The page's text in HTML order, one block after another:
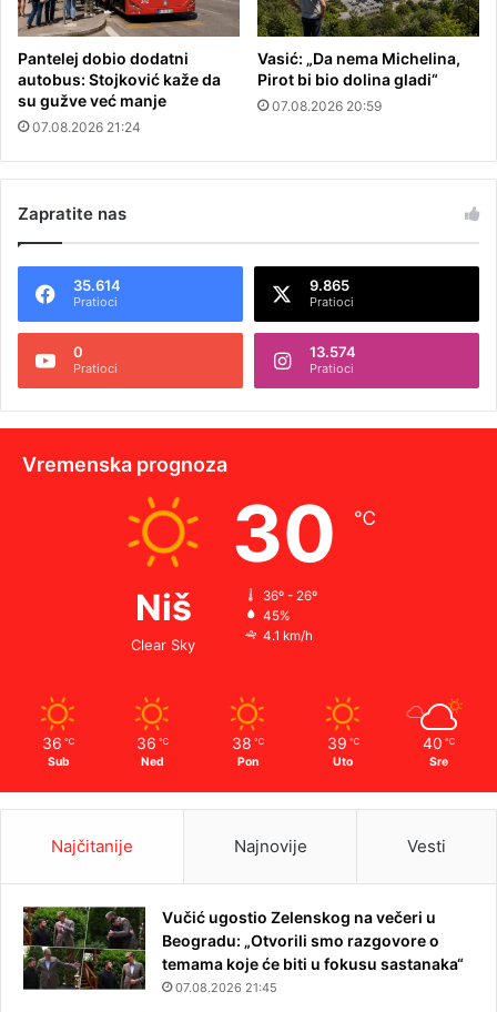
Pantelej dobio dodatni
autobus: Stojković kaže da
su gužve već manje
07.08.2026 21:24
Vasić: „Da nema Michelina,
Pirot bi bio dolina gladi“
07.08.2026 20:59
Zapratite nas
35.614
Pratioci
9.865
Pratioci
0
Pratioci
13.574
Pratioci
Vremenska prognoza
Niš
Clear Sky
30 ℃
36º - 26º
45%
4.1 km/h
36 ℃
Sub
36 ℃
Ned
38 ℃
Pon
39 ℃
Uto
40 ℃
Sre
Najčitanije Najnovije Vesti
Vučić ugostio Zelenskog na večeri u
Beogradu: „Otvorili smo razgovore o
temama koje će biti u fokusu sastanaka“
07.08.2026 21:45